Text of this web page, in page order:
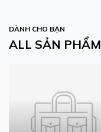
DÀNH CHO BẠN
ALL SẢN PHẨM